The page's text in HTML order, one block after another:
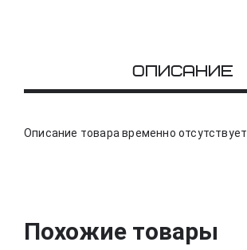
Описание
Описание товара временно отсутствует
Похожие товары